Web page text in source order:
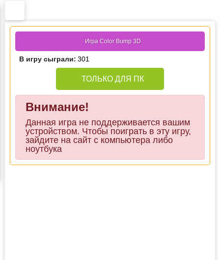
Игра Color Bump 3D
В игру сыграли: 301
ТОЛЬКО ДЛЯ ПК
Внимание!
Данная игра не поддерживается вашим
устройством. Чтобы поиграть в эту игру,
зайдите на сайт с компьютера либо
ноутбука